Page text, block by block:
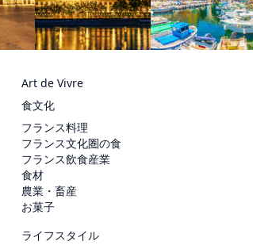
Art de Vivre
食文化
フランス料理
フランス文化圏の食
フランス飲食産業
食材
農業・畜産
お菓子
ライフスタイル